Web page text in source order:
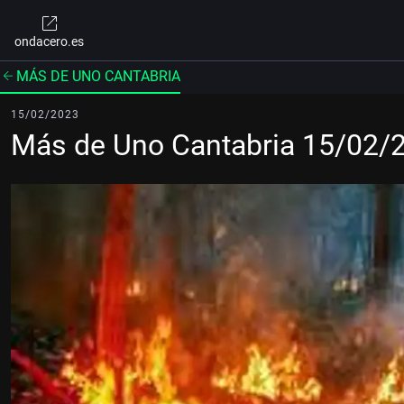
ondacero.es
MÁS DE UNO CANTABRIA
15/02/2023
Más de Uno Cantabria 15/02/